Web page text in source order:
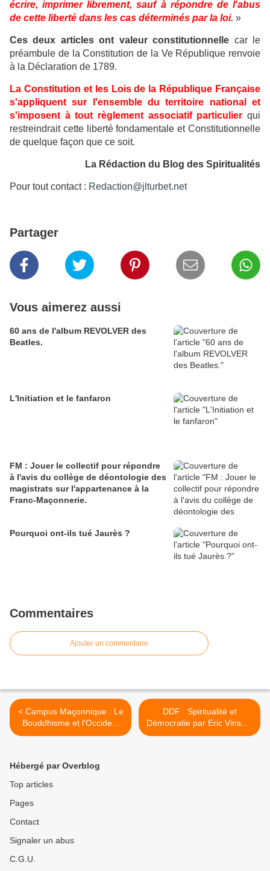
écrire, imprimer librement, sauf à répondre de l'abus
de cette liberté dans les cas déterminés par la loi. »
Ces deux articles ont valeur constitutionnelle car le
préambule de la Constitution de la Ve République renvoie
à la Déclaration de 1789.
La Constitution et les Lois de la République Française
s'appliquent sur l'ensemble du territoire national et
s'imposent à tout règlement associatif particulier qui
restreindrait cette liberté fondamentale et Constitutionnelle
de quelque façon que ce soit.
La Rédaction du Blog des Spiritualités
Pour tout contact : Redaction@jlturbet.net
Partager
Vous aimerez aussi
60 ans de l'album REVOLVER des
Beatles.
L'Initiation et le fanfaron
FM : Jouer le collectif pour répondre
à l'avis du collège de déontologie des
magistrats sur l'appartenance à la
Franc-Maçonnerie.
Pourquoi ont-ils tué Jaurès ?
Commentaires
Ajouter un commentaire
< Campus Maçonnique : Le
Bouddhisme et l'Occident
post-moderne par Eric
DDF : Spiritualité et
Démocratie par Eric Vinson.
Dîner débat à Paris le 24
Hébergé par Overblog
Top articles
Pages
Contact
Signaler un abus
C.G.U.